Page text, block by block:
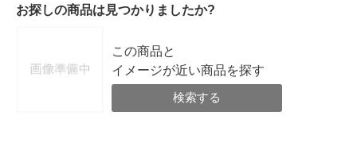
お探しの商品は見つかりましたか?
この商品と
イメージが近い商品を探す
検索する